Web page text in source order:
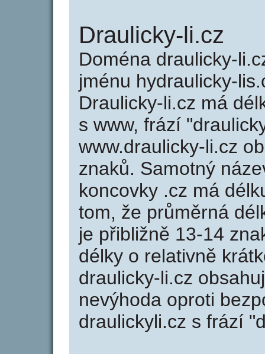
Draulicky-li.cz
Doména draulicky-
jménu hydraulicky-
Draulicky-li.cz má
s www, frází
www.draulicky-li.cz
znaků. Samotný
koncovky .cz má
tom, že průměrná
je přibližně 13-14
délky o relativně
draulicky-li.cz
nevýhoda oproti
draulickyli.cz s frází